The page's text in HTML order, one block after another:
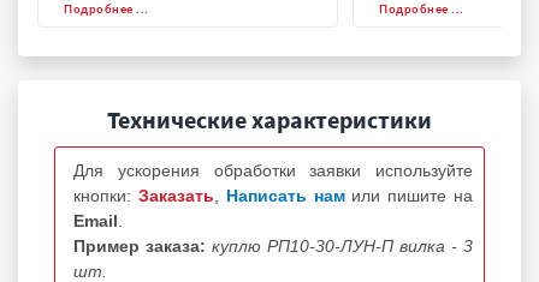
Подробнее ... Подробнее ...
Технические характеристики
Для ускорения обработки заявки используйте
кнопки: Заказать Написать нам или пишите на
Email
Пример заказа: куплю РП10-30-ЛУН-П вилка - 3
шт.